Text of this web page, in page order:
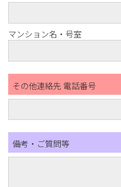
マンション名・号室
その他連絡先 電話番号
備考・ご質問等